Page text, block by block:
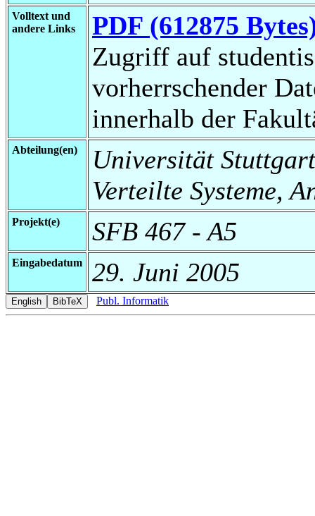
Volltext und
andere Links
PDF (612875
Zugriff auf
vorherrschender
innerhalb der
Abteilung(en)
Universität
Verteilte Systeme,
Projekt(e) SFB 467 - A5
Eingabedatum 29. Juni 2005
Publ. Informatik